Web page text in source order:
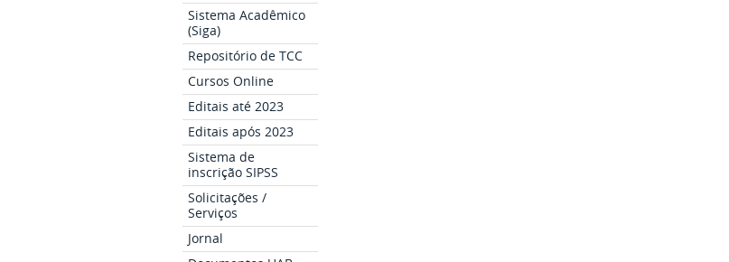
Sistema Acadêmico
(Siga)
Repositório de TCC
Cursos Online
Editais até 2023
Editais após 2023
Sistema de
inscrição SIPSS
Solicitações /
Serviços
Jornal